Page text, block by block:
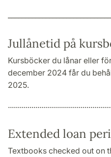
Jullånetid på
Kursböcker du lånar eller
december 2024 får du
2025.
Extended loan
Textbooks checked out on